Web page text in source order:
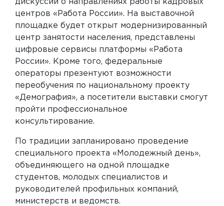
дискуссий о направлениях работы кадровых
центров «Работа России». На выставочной
площадке будет открыт модернизированный
центр занятости населения, представлены
цифровые сервисы платформы «Работа
России». Кроме того, федеральные
операторы презентуют возможности
переобучения по национальному проекту
«Демография», а посетители выставки смогут
пройти профессиональное
консультирование.
По традиции запланировано проведение
специального проекта «Молодежный день»,
объединяющего на одной площадке
студентов, молодых специалистов и
руководителей профильных компаний,
министерств и ведомств.